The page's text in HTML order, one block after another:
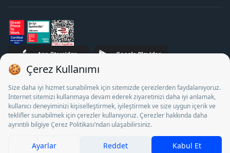
STJ İnsan Kaynakları Bilişim ve Danışmanlık A.Ş. Özel İstihdam
Bürosu Olarak 13/05/2025 - 12/05/2028 tarihleri arasında
faaliyette bulunmak üzere, Türkiye İş Kurumu tarafından
18/04/2025 tarih ve 18095710 sayılı karar uyarınca 1078 nolu
belge ile faaliyet göstermektedir. 4904 sayılı kanun uyarınca iş
arayanlardan ücret alınması yasaktır.